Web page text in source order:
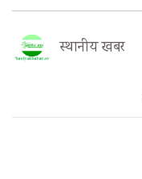
स्थानीय खबर